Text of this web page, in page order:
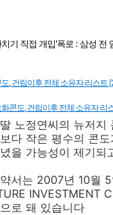
기 직접 개입'폭로 : 삼성 전
, 건립이후 전체 소유자 리스트
콘도, 건립이후 전체 소유자 리
노정연씨의 뉴저
다 작은 평수의 콘
을 가능성이 제기되
서는 2007년 10월
INVESTMENT
로 돼 있습니다